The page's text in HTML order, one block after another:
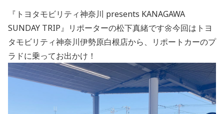
『トヨタモビリティ神奈川 presents KANAGAWA
SUNDAY TRIP』リポーターの松下真緒です🌼今回はトヨ
タモビリティ神奈川伊勢原白根店から、リポートカーのプ
ラドに乗ってお出かけ！